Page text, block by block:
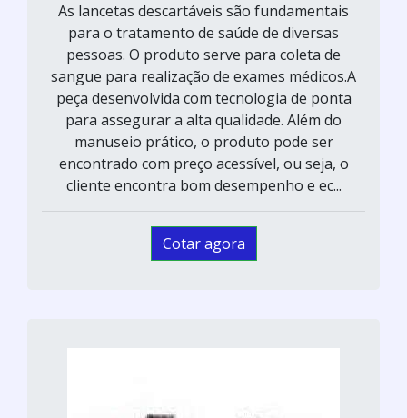
As lancetas descartáveis são fundamentais
para o tratamento de saúde de diversas
pessoas. O produto serve para coleta de
sangue para realização de exames médicos.A
peça desenvolvida com tecnologia de ponta
para assegurar a alta qualidade. Além do
manuseio prático, o produto pode ser
encontrado com preço acessível, ou seja, o
cliente encontra bom desempenho e ec...
Cotar agora